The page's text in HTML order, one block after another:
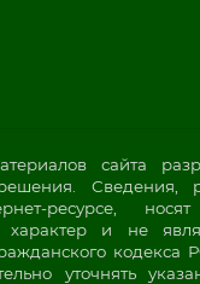
сайта
Сведения,
ресурсе,
характер и не
кодекса
уточнять